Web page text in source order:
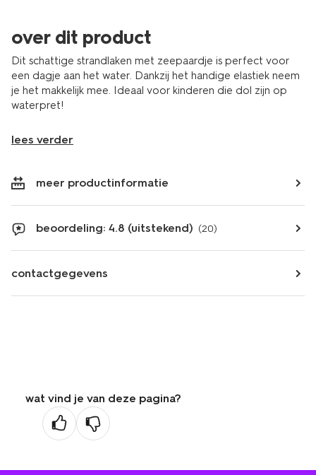
over dit product
Dit schattige strandlaken met zeepaardje is perfect voor
een dagje aan het water. Dankzij het handige elastiek neem
je het makkelijk mee. Ideaal voor kinderen die dol zijn op
waterpret!
lees verder
meer productinformatie
beoordeling: 4.8 (uitstekend) (20)
contactgegevens
wat vind je van deze pagina?